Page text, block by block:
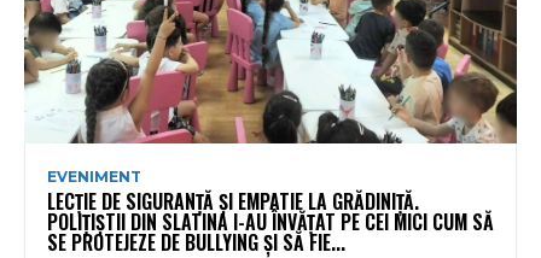
EVENIMENT
LECȚIE DE SIGURANȚĂ ȘI EMPATIE LA GRĂDINIȚĂ.
POLIȚIȘTII DIN SLATINA I-AU ÎNVĂȚAT PE CEI MICI CUM SĂ
SE PROTEJEZE DE BULLYING ȘI SĂ FIE...